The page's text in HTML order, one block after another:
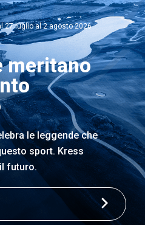
27 luglio al 2 agosto 2026
meritano
le leggende che
sport. Kress
futuro.